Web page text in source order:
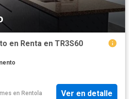
en Renta en TR3S60
en Rentola Ver en detalle